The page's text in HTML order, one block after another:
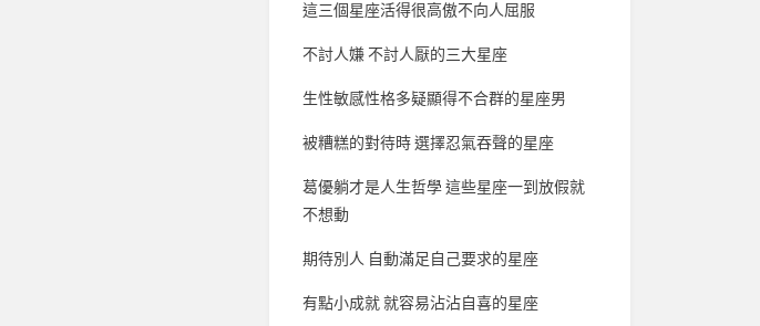
這三個星座活得很高傲不向人屈服
不討人嫌 不討人厭的三大星座
生性敏感性格多疑顯得不合群的星座男
被糟糕的對待時 選擇忍氣吞聲的星座
葛優躺才是人生哲學 這些星座一到放假就
不想動
期待別人 自動滿足自己要求的星座
有點小成就 就容易沾沾自喜的星座